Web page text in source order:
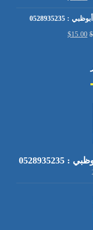
$
$15.00